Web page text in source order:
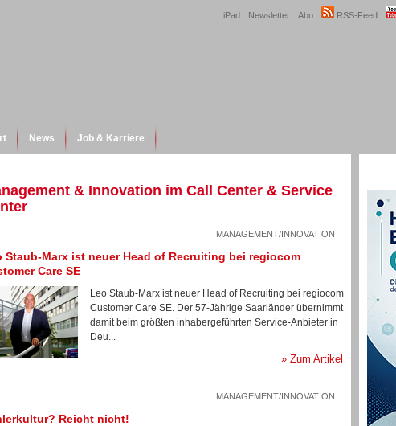
RSS-Feed
Abo
Newsletter
iPad
News Job & Karriere
& Innovation im Call Center & Service
MANAGEMENT/INNOVATION
Staub-Marx ist neuer Head of Recruiting bei regiocom
Care SE
Leo Staub-Marx ist neuer Head of Recruiting bei regiocom
Customer Care SE. Der 57-Jährige Saarländer übernimmt
damit beim größten inhabergeführten Service-Anbieter in
Deu...
» Zum Artikel
MANAGEMENT/INNOVATION
Reicht nicht!